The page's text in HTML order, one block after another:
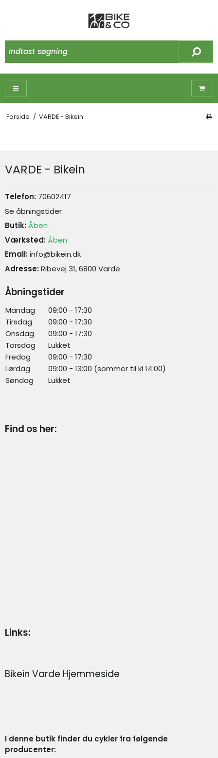
Forside / VARDE - Bikein
VARDE - Bikein
Telefon: 70602417
Se åbningstider
Butik: Åben
Værksted: Åben
Email: info@bikein.dk
Adresse: Ribevej 31, 6800 Varde
Åbningstider
Mandag
09:00 - 17:30
Tirsdag
09:00 - 17:30
Onsdag
09:00 - 17:30
Torsdag
Lukket
Fredag
09:00 - 17:30
Lørdag
09:00 - 13:00 (sommer til kl 14:00)
Søndag
Lukket
Find os her:
Links:
Bikein Varde Hjemmeside
I denne butik finder du cykler fra følgende
producenter: